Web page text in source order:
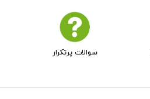
سوالات پرتکرار